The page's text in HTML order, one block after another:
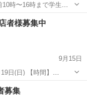
時〜16時まで学生の
い所はさつま串木野か
ームが2チーム、霧島か
チャリティー
者様募集中
9月15日
日(日) 【時間】
キッチンカー
募集